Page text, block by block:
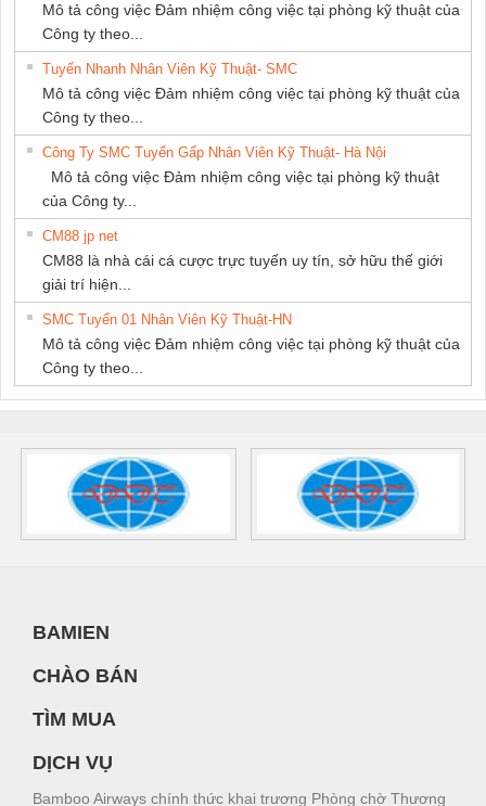
Mô tả công việc Đảm nhiệm công việc tại phòng kỹ thuật của
Công ty theo...
Tuyển Nhanh Nhân Viên Kỹ Thuật- SMC
Mô tả công việc Đảm nhiệm công việc tại phòng kỹ thuật của
Công ty theo...
Công Ty SMC Tuyển Gấp Nhân Viên Kỹ Thuật- Hà Nội
Mô tả công việc Đảm nhiệm công việc tại phòng kỹ thuật
của Công ty...
CM88 jp net
CM88 là nhà cái cá cược trực tuyến uy tín, sở hữu thế giới
giải trí hiện...
SMC Tuyển 01 Nhân Viên Kỹ Thuật-HN
Mô tả công việc Đảm nhiệm công việc tại phòng kỹ thuật của
Công ty theo...
BAMIEN
CHÀO BÁN
TÌM MUA
DỊCH VỤ
Bamboo Airways chính thức khai trương Phòng chờ Thương